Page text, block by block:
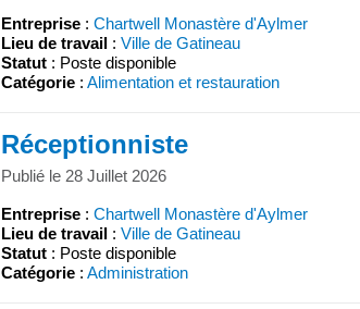
Entreprise : Chartwell Monastère d'Aylmer
Lieu de travail : Ville de Gatineau
Statut : Poste disponible
Catégorie : Alimentation et restauration
Réceptionniste
Publié le 28 Juillet 2026
Entreprise : Chartwell Monastère d'Aylmer
Lieu de travail : Ville de Gatineau
Statut : Poste disponible
Catégorie : Administration